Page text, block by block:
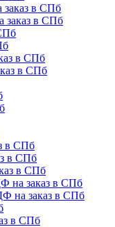
заказ в СПб
заказ в СПб
в СПб
в СПб
в СПб
в СПб
в СПб
на заказ в СПб
на заказ в СПб
в СПб